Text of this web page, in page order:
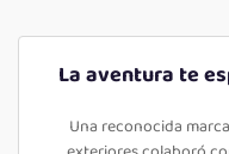
La aventura te
Una reconocida